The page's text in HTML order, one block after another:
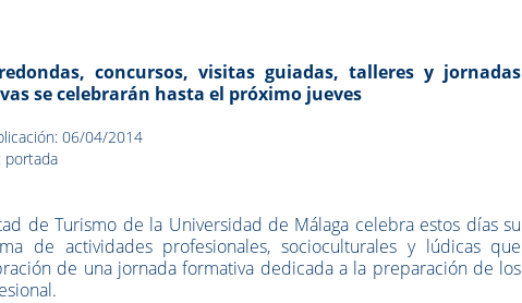
concursos, visitas guiadas, talleres y jornadas
se celebrarán hasta el próximo jueves
06/04/2014
portada
de Turismo de la Universidad de Málaga celebra estos días su
de actividades profesionales, socioculturales y lúdicas que
de una jornada formativa dedicada a la preparación de los